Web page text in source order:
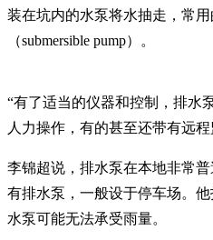
装在坑内的水泵将水抽走，常
（submersible pump）。
“有了适当的仪器和控制，排水
人力操作，有的甚至还带有远
李锦超说，排水泵在本地非常
有排水泵，一般设于停车场。
水泵可能无法承受雨量。